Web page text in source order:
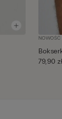
NOWOŚĆ
79,90